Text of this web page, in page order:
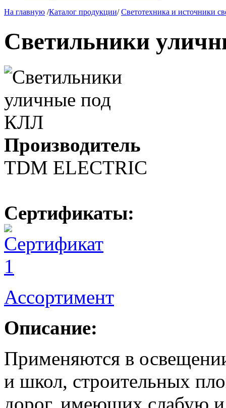
На главную /Каталог продукции/Светотехника и источники
Светильники
Производитель
TDM ЕLECTRIC
Сертификаты:
Ассортимент
Описание:
Применяются в
и школ, строительных